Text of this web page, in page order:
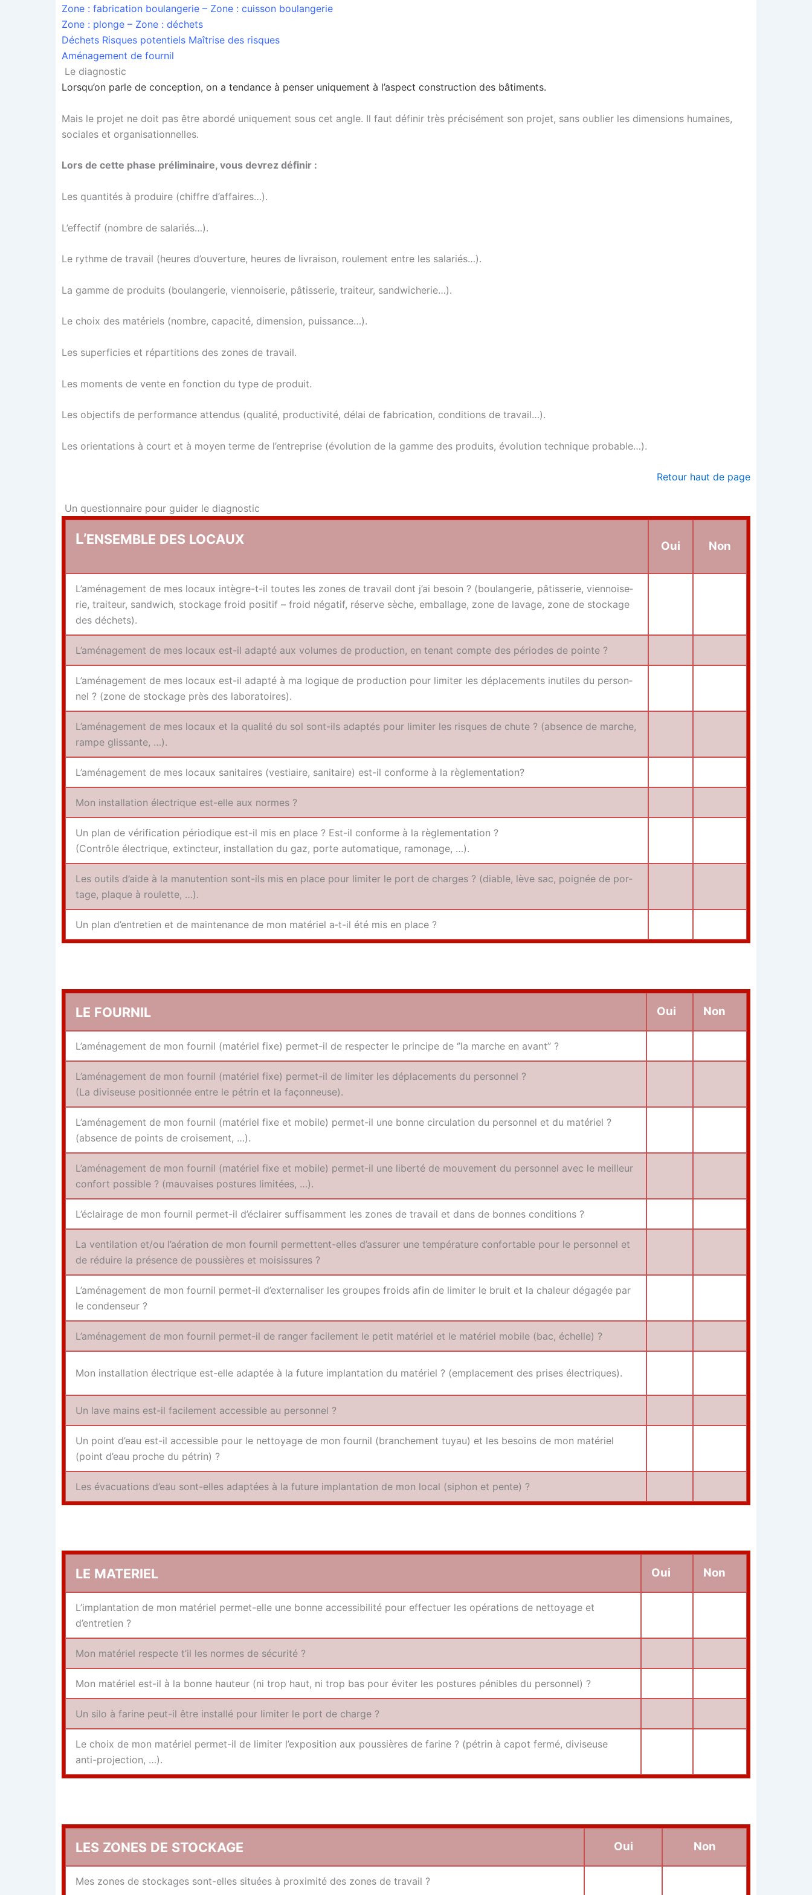
Zone : fabri­ca­tion bou­lan­ge­rie – Zone : cuis­son boulangerie
Zone : plonge – Zone : déchets
Déchets Risques poten­tiels Maî­trise des risques
Amé­na­ge­ment de fournil
Le diagnostic
Lorsqu’on parle de concep­tion, on a ten­dance à pen­ser uni­que­ment à l’aspect construc­tion des bâtiments.
Mais le pro­jet ne doit pas être abor­dé uni­que­ment sous cet angle. Il faut défi­nir très pré­ci­sé­ment son pro­jet, sans oublier les dimen­sions humaines,
sociales et organisationnelles.
Lors de cette phase pré­li­mi­naire, vous devrez définir :
Les quan­ti­tés à pro­duire (chiffre d’affaires…).
L’effectif (nombre de salariés…).
Le rythme de tra­vail (heures d’ouverture, heures de livrai­son, rou­le­ment entre les salariés…).
La gamme de pro­duits (bou­lan­ge­rie, vien­noi­se­rie, pâtis­se­rie, trai­teur, sandwicherie…).
Le choix des maté­riels (nombre, capa­ci­té, dimen­sion, puissance…).
Les super­fi­cies et répar­ti­tions des zones de travail.
Les moments de vente en fonc­tion du type de produit.
Les objec­tifs de per­for­mance atten­dus (qua­li­té, pro­duc­ti­vi­té, délai de fabri­ca­tion, condi­tions de travail…).
Les orien­ta­tions à court et à moyen terme de l’entreprise (évo­lu­tion de la gamme des pro­duits, évo­lu­tion tech­nique probable…).
Retour haut de page
Un ques­tion­naire pour gui­der le diagnostic
L’ENSEMBLE DES LOCAUX Oui Non
L’aménagement de mes locaux intègre-t-il toutes les zones de tra­vail dont j’ai besoin ? (bou­lan­ge­rie, pâtis­se­rie, vien­noi­se­
rie, trai­teur, sand­wich, sto­ckage froid posi­tif – froid néga­tif, réserve sèche, embal­lage, zone de lavage, zone de sto­ckage
des déchets).
L’aménagement de mes locaux est-il adap­té aux volumes de pro­duc­tion, en tenant compte des périodes de pointe ?
L’aménagement de mes locaux est-il adap­té à ma logique de pro­duc­tion pour limi­ter les dépla­ce­ments inutiles du per­son­
nel ? (zone de sto­ckage près des laboratoires).
L’aménagement de mes locaux et la qua­li­té du sol sont-ils adap­tés pour limi­ter les risques de chute ? (absence de marche,
rampe glissante, …).
L’aménagement de mes locaux sani­taires (ves­tiaire, sani­taire) est-il conforme à la règlementation?
Mon ins­tal­la­tion élec­trique est-elle aux normes ?
Un plan de véri­fi­ca­tion pério­dique est-il mis en place ? Est-il conforme à la règlementation ?
(Contrôle élec­trique, extinc­teur, ins­tal­la­tion du gaz, porte auto­ma­tique, ramonage, …).
Les outils d’aide à la manu­ten­tion sont-ils mis en place pour limi­ter le port de charges ? (diable, lève sac, poi­gnée de por­
tage, plaque à roulette, …).
Un plan d’entretien et de main­te­nance de mon maté­riel a‑t-il été mis en place ?
LE FOURNIL Oui Non
L’aménagement de mon four­nil (maté­riel fixe) per­met-il de res­pec­ter le prin­cipe de ‘’la marche en avant’’ ?
L’aménagement de mon four­nil (maté­riel fixe) per­met-il de limi­ter les dépla­ce­ments du personnel ?
(La divi­seuse posi­tion­née entre le pétrin et la façonneuse).
L’aménagement de mon four­nil (maté­riel fixe et mobile) per­met-il une bonne cir­cu­la­tion du per­son­nel et du maté­riel ?
(absence de points de croisement, …).
L’aménagement de mon four­nil (maté­riel fixe et mobile) per­met-il une liber­té de mou­ve­ment du per­son­nel avec le meilleur
confort pos­sible ? (mau­vaises pos­tures limitées, …).
L’éclairage de mon four­nil per­met-il d’éclairer suf­fi­sam­ment les zones de tra­vail et dans de bonnes conditions ?
La ven­ti­la­tion et/ou l’aération de mon four­nil per­mettent-elles d’assurer une tem­pé­ra­ture confor­table pour le per­son­nel et
de réduire la pré­sence de pous­sières et moisissures ?
L’aménagement de mon four­nil per­met-il d’externaliser les groupes froids afin de limi­ter le bruit et la cha­leur déga­gée par
le condenseur ?
L’aménagement de mon four­nil per­met-il de ran­ger faci­le­ment le petit maté­riel et le maté­riel mobile (bac, échelle) ?
Mon ins­tal­la­tion élec­trique est-elle adap­tée à la future implan­ta­tion du maté­riel ? (empla­ce­ment des prises électriques).
Un lave mains est-il faci­le­ment acces­sible au personnel ?
Un point d’eau est-il acces­sible pour le net­toyage de mon four­nil (bran­che­ment tuyau) et les besoins de mon maté­riel
(point d’eau proche du pétrin) ?
Les éva­cua­tions d’eau sont-elles adap­tées à la future implan­ta­tion de mon local (siphon et pente) ?
LE MATERIEL Oui Non
L’implantation de mon maté­riel per­met-elle une bonne acces­si­bi­li­té pour effec­tuer les opé­ra­tions de net­toyage et
d’entretien ?
Mon maté­riel res­pecte t’il les normes de sécurité ?
Mon maté­riel est-il à la bonne hau­teur (ni trop haut, ni trop bas pour évi­ter les pos­tures pénibles du personnel) ?
Un silo à farine peut-il être ins­tal­lé pour limi­ter le port de charge ?
Le choix de mon maté­riel per­met-il de limi­ter l’exposition aux pous­sières de farine ? (pétrin à capot fer­mé, divi­seuse
anti-projection, …).
LES ZONES DE STOCKAGE Oui Non
Mes zones de sto­ckages sont-elles situées à proxi­mi­té des zones de travail ?